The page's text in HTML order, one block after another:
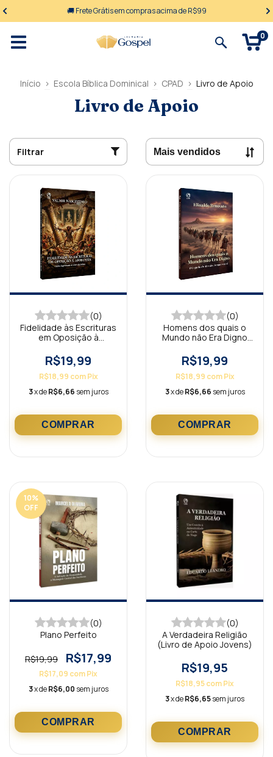
🚚 Frete Grátis em compras acima de R$99
0
Início > Escola Bíblica Dominical > CPAD > Livro de Apoio
Livro de Apoio
Filtrar
(0)
Fidelidade às Escrituras
em Oposição à
apoio Jovens)
R$19,99
R$18,99 com Pix
3x deR$6,66 sem juros
(0)
Homens dos quais o
Mundo não Era Digno
R$19,99
R$18,99 com Pix
3x deR$6,66 sem juros
10%
OFF
(0)
Plano Perfeito
R$19,99 R$17,99
R$17,09 comPix
3x deR$6,00 sem juros
(0)
A Verdadeira Religião
(Livro de Apoio Jovens)
R$19,95
R$18,95comPix
3x deR$6,65sem juros